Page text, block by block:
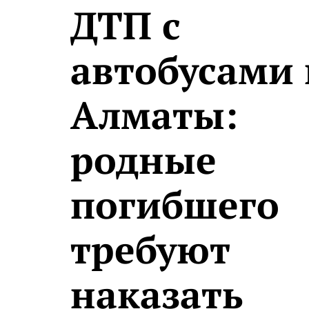
ДТП с
автобусами
Алматы:
родные
погибшего
требуют
наказать